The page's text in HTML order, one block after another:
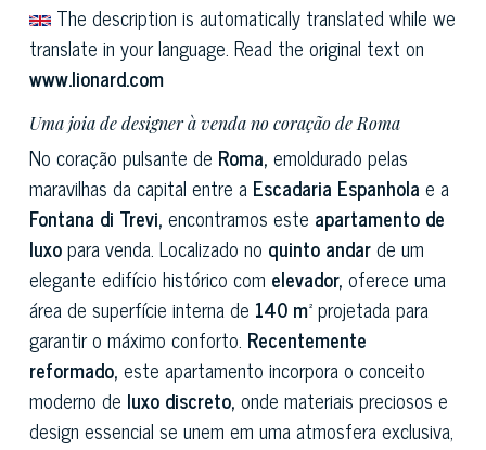
The description is automatically translated while we
translate in your language. Read the original text on
www.lionard.com
Uma joia de designer à venda no coração de Roma
No coração pulsante de Roma, emoldurado pelas
maravilhas da capital entre a Escadaria Espanhola e a
Fontana di Trevi, encontramos este apartamento de
luxopara venda. Localizado no quinto andarde um
elegante edifício histórico com elevador, oferece uma
área de superfície interna de 140 m²projetada para
garantir o máximo conforto. Recentemente
reformado, este apartamento incorpora o conceito
moderno de luxo discreto, onde materiais preciosos e
design essencial se unem em uma atmosfera exclusiva,